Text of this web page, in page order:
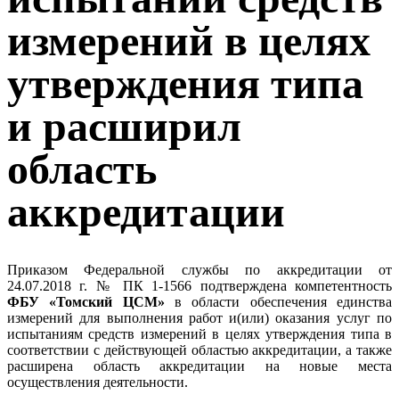
измерений в целях
утверждения типа
и расширил
область
аккредитации
Приказом Федеральной службы по аккредитации от
24.07.2018 г. № ПК 1-1566 подтверждена компетентность
ФБУ «Томский ЦСМ» в области обеспечения единства
измерений для выполнения работ и(или) оказания услуг по
испытаниям средств измерений в целях утверждения типа в
соответствии с действующей областью аккредитации, а также
расширена область аккредитации на новые места
осуществления деятельности.